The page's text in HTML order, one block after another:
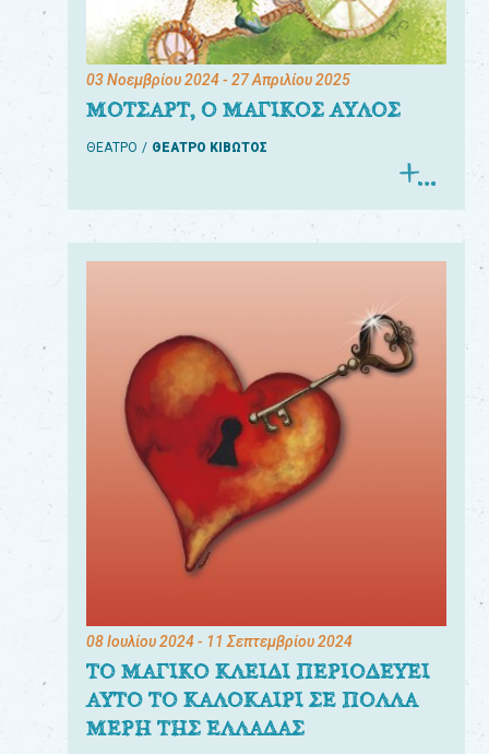
03 Νοεμβρίου 2024- 27 Απριλίου 2025
ΜΟΤΣΑΡΤ, Ο ΜΑΓΙΚΟΣ ΑΥΛΟΣ
ΘΕΑΤΡΟ ΘΕΑΤΡΟ ΚΙΒΩΤΟΣ
08 Ιουλίου 2024- 11 Σεπτεμβρίου 2024
ΤΟ ΜΑΓΙΚΟ ΚΛΕΙΔΙ ΠΕΡΙΟΔΕΥΕΙ
ΑΥΤΟ ΤΟ ΚΑΛΟΚΑΙΡΙ ΣΕ ΠΟΛΛΑ
ΜΕΡΗ ΤΗΣ ΕΛΛΑΔΑΣ